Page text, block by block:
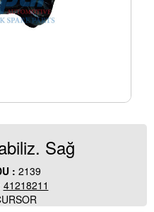
Sağ
: 2139
41218211